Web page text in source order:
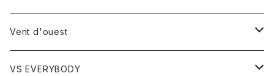
ベスト
時計
Vent d'ouest
ボトム
VS EVERYBODY